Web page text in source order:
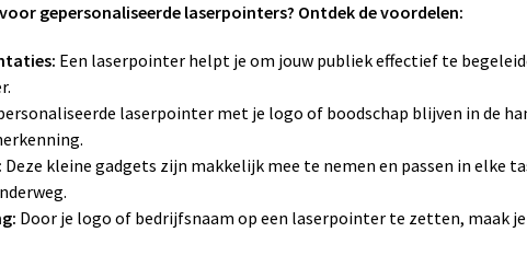
gepersonaliseerde laserpointers? Ontdek de voordelen:
Een laserpointer helpt je om jouw publiek effectief te
laserpointer met je logo of boodschap blijven in de
Deze kleine gadgets zijn makkelijk mee te nemen en passen in elke
Door je logo of bedrijfsnaam op een laserpointer te zetten, maak